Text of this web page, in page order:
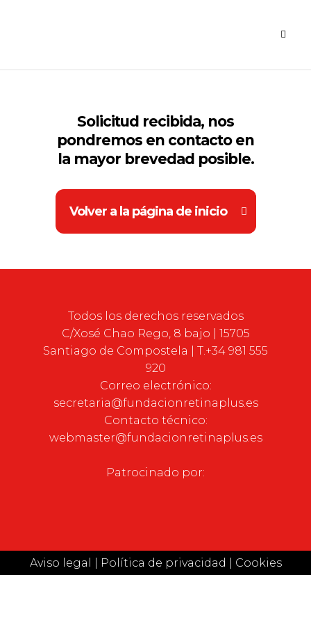
Solicitud recibida, nos
pondremos en contacto en
la mayor brevedad posible.
Volver a la página de inicio
Todos los derechos reservados
C/Xosé Chao Rego, 8 bajo | 15705
Santiago de Compostela | T.+34 981 555
920
Correo electrónico:
secretaria@fundacionretinaplus.es
Contacto técnico:
webmaster@fundacionretinaplus.es
Patrocinado por:
Aviso legal Política de privacidad Cookies